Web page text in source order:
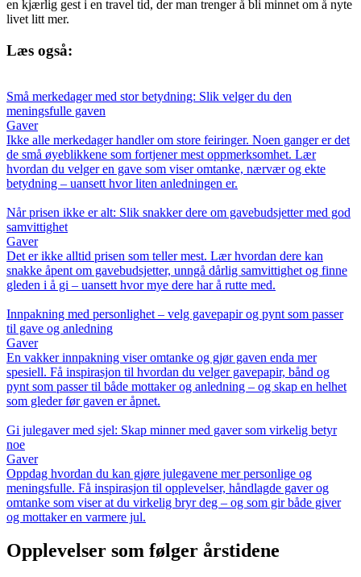
en kjærlig gest i en travel tid, der man trenger å bli minnet om å nyte
livet litt mer.
Læs også:
Små merkedager med stor betydning: Slik velger du den
meningsfulle gaven
Gaver
Ikke alle merkedager handler om store feiringer. Noen ganger er det
de små øyeblikkene som fortjener mest oppmerksomhet. Lær
hvordan du velger en gave som viser omtanke, nærvær og ekte
betydning – uansett hvor liten anledningen er.
Når prisen ikke er alt: Slik snakker dere om gavebudsjetter med god
samvittighet
Gaver
Det er ikke alltid prisen som teller mest. Lær hvordan dere kan
snakke åpent om gavebudsjetter, unngå dårlig samvittighet og finne
gleden i å gi – uansett hvor mye dere har å rutte med.
Innpakning med personlighet – velg gavepapir og pynt som passer
til gave og anledning
Gaver
En vakker innpakning viser omtanke og gjør gaven enda mer
spesiell. Få inspirasjon til hvordan du velger gavepapir, bånd og
pynt som passer til både mottaker og anledning – og skap en helhet
som gleder før gaven er åpnet.
Gi julegaver med sjel: Skap minner med gaver som virkelig betyr
noe
Gaver
Oppdag hvordan du kan gjøre julegavene mer personlige og
meningsfulle. Få inspirasjon til opplevelser, håndlagde gaver og
omtanke som viser at du virkelig bryr deg – og som gir både giver
og mottaker en varmere jul.
Opplevelser som følger årstidene